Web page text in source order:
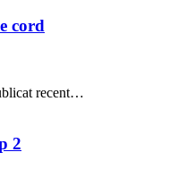
cord
recent…
2